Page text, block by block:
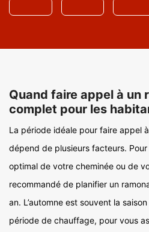
Quand faire appel à un
complet pour les
La période idéale pour faire appel
dépend de plusieurs facteurs.
optimal de votre cheminée ou de
recommandé de planifier un
an. L’automne est souvent la
période de chauffage, pour vous